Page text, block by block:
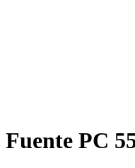
Fuente PC